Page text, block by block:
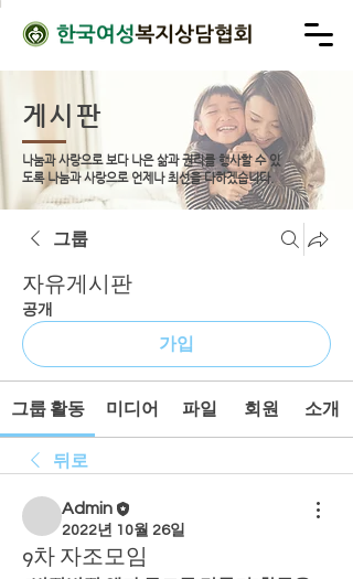
게시판
나눔과 사랑으로 보다 나은 삶과 권리를 행사할 수 있
도록 나눔과 사랑으로 언제나 최선을 다하겠습니다.
그룹
자유게시판
공개
가입
그룹 활동 미디어 파일 회원 소개
뒤로
Admin
2022년 10월 26일
9차 자조모임